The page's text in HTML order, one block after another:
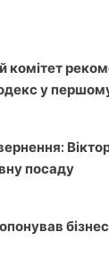
комітет
у
посаду